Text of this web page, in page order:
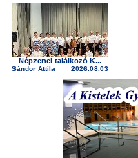
Népzenei találkozó K...
Sándor Attila 2026.08.03